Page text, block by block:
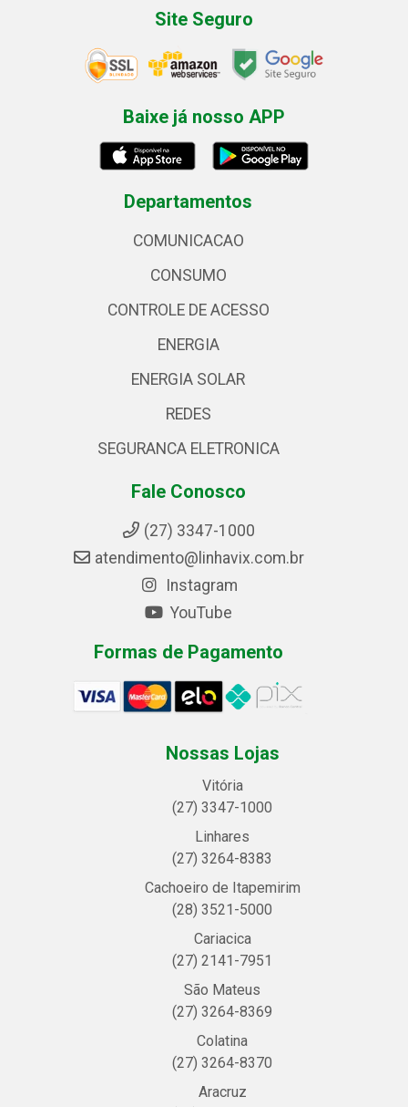
Site Seguro
Baixe já nosso APP
Departamentos
COMUNICACAO
CONSUMO
CONTROLE DE ACESSO
ENERGIA
ENERGIA SOLAR
REDES
SEGURANCA ELETRONICA
Fale Conosco
(27) 3347-1000
atendimento@linhavix.com.br
Instagram
YouTube
Formas de Pagamento
Nossas Lojas
Vitória
(27) 3347-1000
Linhares
(27) 3264-8383
Cachoeiro de Itapemirim
(28) 3521-5000
Cariacica
(27) 2141-7951
São Mateus
(27) 3264-8369
Colatina
(27) 3264-8370
Aracruz